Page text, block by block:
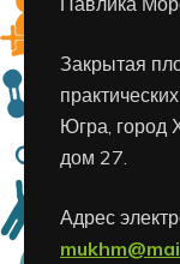
Закрытая
Югра, город
дом 27.
Адрес